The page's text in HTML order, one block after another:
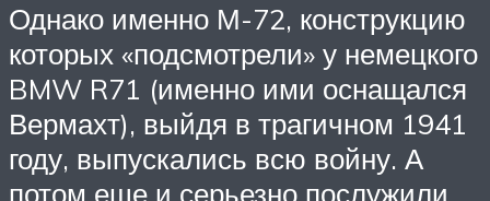
Однако именно М-72, конструкцию
которых «подсмотрели» у немецкого
BMW R71 (именно ими оснащался
Вермахт), выйдя в трагичном 1941
году, выпускались всю войну. А
потом еще и серьезно послужили